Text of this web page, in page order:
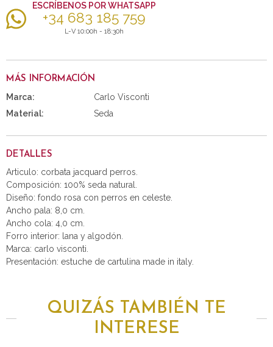
ESCRÍBENOS POR WHATSAPP
+34 683 185 759
L-V 10:00h - 18:30h
MÁS INFORMACIÓN
Marca:
Carlo Visconti
Material:
Seda
DETALLES
Articulo: corbata jacquard perros.
Composición: 100% seda natural.
Diseño: fondo rosa con perros en celeste.
Ancho pala: 8,0 cm.
Ancho cola: 4,0 cm.
Forro interior: lana y algodón.
Marca: carlo visconti.
Presentación: estuche de cartulina made in italy.
QUIZÁS TAMBIÉN TE
INTERESE